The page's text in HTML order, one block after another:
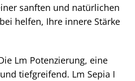
sanften und natürlichen
helfen, Ihre innere Stärke
Lm Potenzierung, eine
tiefgreifend. Lm Sepia I